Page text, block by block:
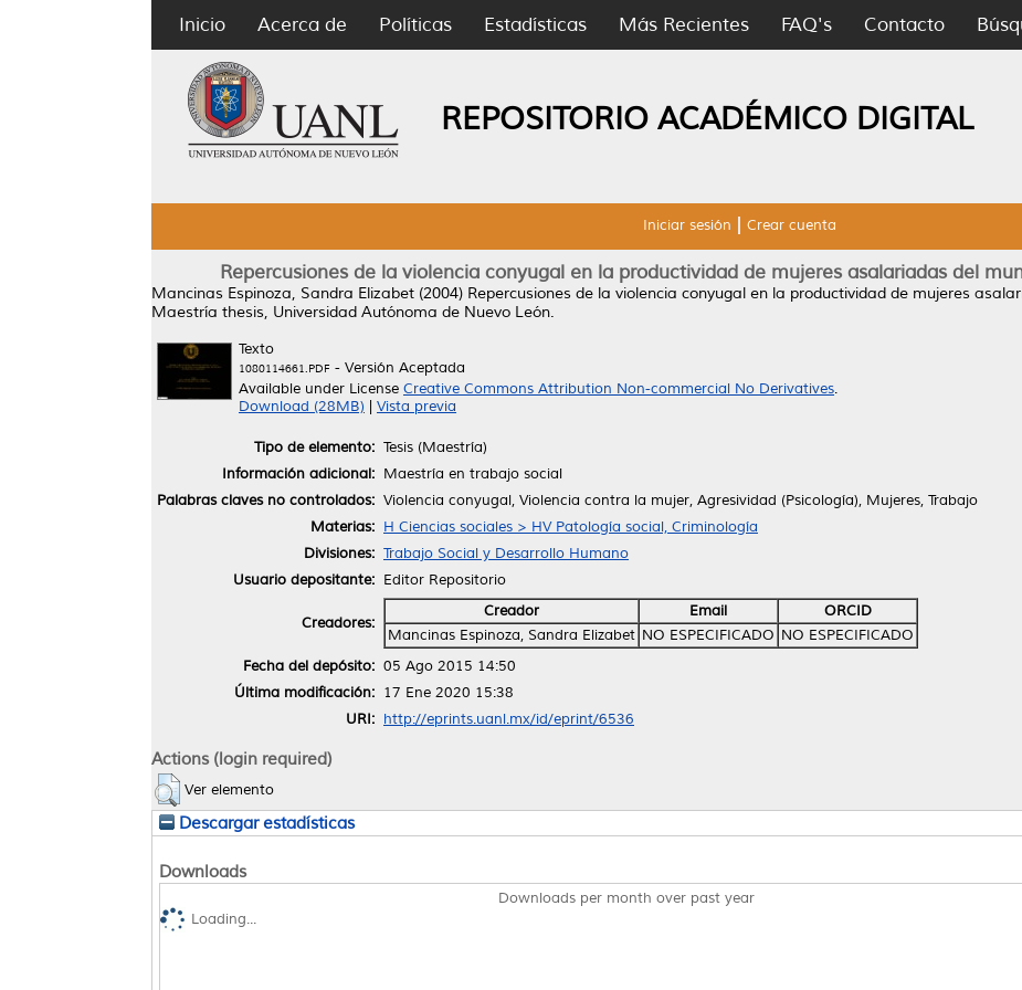
Inicio Acerca de Políticas Estadísticas Más Recientes FAQ's Contacto
REPOSITORIO ACADÉMICO DIGITAL
Iniciar sesión Crear cuenta
Repercusiones de la violencia conyugal en la productividad de mujeres asalariadas del
Mancinas Espinoza, Sandra Elizabet (2004) Repercusiones de la violencia conyugal en la productividad de mujeres
Maestría thesis, Universidad Autónoma de Nuevo León.
Texto
1080114661.PDF - Versión Aceptada
Available under License Creative Commons Attribution Non-commercial No Derivatives.
Download (28MB)
Vista previa
Tipo de elemento: Tesis (Maestría)
Información adicional: Maestría en trabajo social
Palabras claves no controlados: Violencia conyugal, Violencia contra la mujer, Agresividad (Psicología), Mujeres, Trabajo
Materias: H Ciencias sociales > HV Patología social, Criminología
Divisiones: Trabajo Social y Desarrollo Humano
Usuario depositante: Editor Repositorio
Creadores:
Creador Email
ORCID
Mancinas Espinoza, Sandra Elizabet NO ESPECIFICADO NO ESPECIFICADO
Fecha del depósito: 05 Ago 2015 14:50
Última modificación: 17 Ene 2020 15:38
URI: http://eprints.uanl.mx/id/eprint/6536
Actions (login required)
Ver elemento
Descargar estadísticas
Downloads
Downloads per month over past year
Loading...